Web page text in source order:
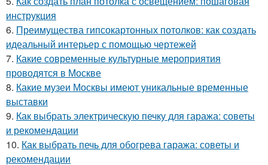
инструкция
6. Преимущества гипсокартонных потолков: как создать
идеальный интерьер с помощью чертежей
7. Какие современные культурные мероприятия
проводятся в Москве
8. Какие музеи Москвы имеют уникальные временные
выставки
9. Как выбрать электрическую печку для гаража: советы
и рекомендации
10. Как выбрать печь для обогрева гаража: советы и
рекомендации